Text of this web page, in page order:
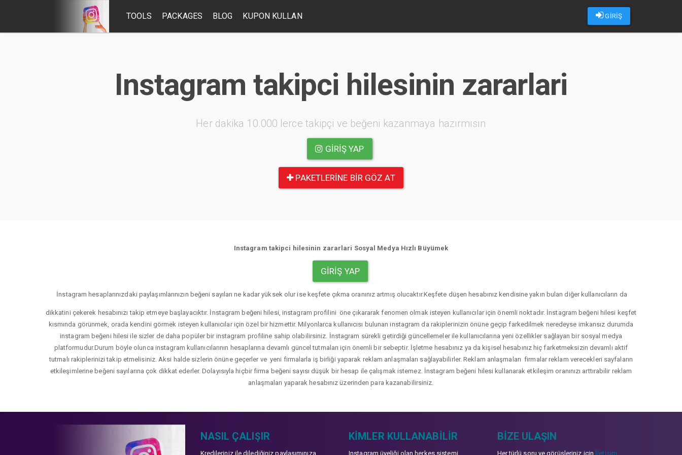
GİRİŞ
TOOLS PACKAGES BLOG KUPON KULLAN
Instagram takipci hilesinin zararlari
Her dakika 10.000 lerce takipçi ve beğeni kazanmaya hazırmısın
GIRIŞ YAP
PAKETLERINE BIR GÖZ AT
Instagram takipci hilesinin zararlari Sosyal Medya Hızlı Büyümek
GIRIŞ YAP
İnstagram hesaplarınızdaki paylaşımlarınızın beğeni sayıları ne kadar yüksek olur ise keşfete çıkma oranınız artmış olucaktır.Keşfete düşen hesabınız kendisine yakın bulan diğer kullanıcıların da
dikkatini çekerek hesabınızı takip etmeye başlayacıktır. İnstagram beğeni hilesi, instagram profilini öne çıkararak fenomen olmak isteyen kullanıcılar için önemli noktadır. İnstagram beğeni hilesi keşfet
kısmında görünmek, orada kendini görmek isteyen kullanıcılar için özel bir hizmettir. Milyonlarca kullanıcısı bulunan instagram da rakiplerinizin önüne geçip farkedilmek neredeyse imkansız durumda
instagram beğeni hilesi ile sizler de daha popüler bir instagram profiline sahip olabilirsiniz. İnstagram sürekli getirdiği güncellemeler ile kullanıcılarına yeni özellikler sağlayan bir sosyal medya
platformudur.Durum böyle olunca instagram kullanıcılarının hesaplarına devamlı güncel tutmaları için önemli bir sebeptir. İşletme hesabınız ya da kişisel hesabınız hiç farketmeksizin devamlı aktif
tutmalı rakiplerinizi takip etmelisiniz. Aksi halde sizlerin önüne geçerler ve yeni firmalarla iş birliği yaparak reklam anlaşmaları sağlayabilirler. Reklam anlaşmaları firmalar reklam verecekleri sayfaların
etkileşimlerine beğeni sayılarına çok dikkat ederler. Dolayısıyla hiçbir firma beğeni sayısı düşük bir hesap ile çalışmak istemez. İnstagram beğeni hilesi kullanarak etkileşim oranınızı arttırabilir reklam
anlaşmaları yaparak hesabınız üzerinden para kazanabilirsiniz.
NASIL ÇALIŞIR
Kredileriniz ile dilediğiniz paylaşımınıza
KIMLER KULLANABILIR
Instagram üyeliği olan herkes sistemi
BIZE ULAŞIN
Her türlü soru ve görüşleriniz için İletişim